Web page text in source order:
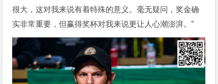
很大，这对我来说有着特殊的意义。毫无疑问，奖金确
实非常重要，但赢得奖杯对我来说更让人心潮澎湃。”